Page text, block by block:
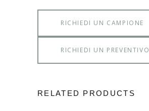
RICHIEDI UN CAMPIONE
RICHIEDI UN PREVENTIVO
RELATED PRODUCTS